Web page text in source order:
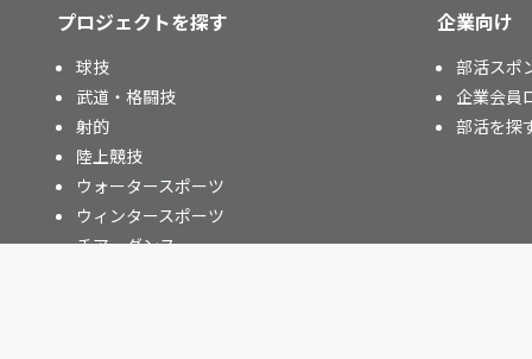
プロジェクトを探す
球技
武道・格闘技
射的
陸上競技
ウォータースポーツ
ウィンタースポーツ
チア・ダンス
企業向け
部活スポ
企業会員
部活を探